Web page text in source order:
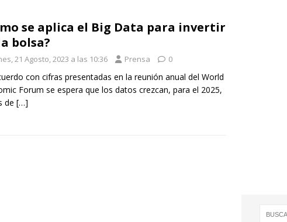
se aplica el Big Data para invertir
bolsa?
21 Agosto, 2023 a las 10:36 Prensa 0
con cifras presentadas en la reunión anual del World
Forum se espera que los datos crezcan, para el 2025,
de […]